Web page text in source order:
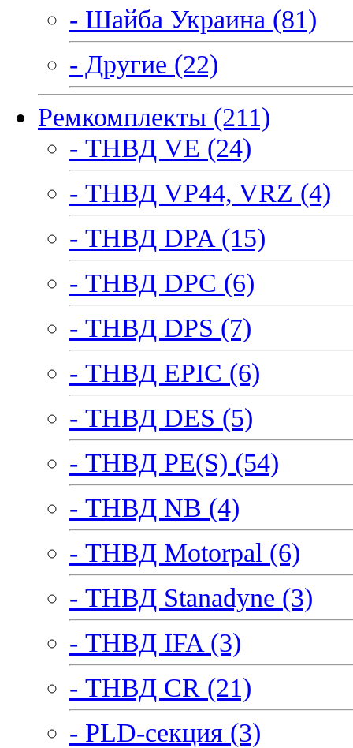
- Шайба Украина (81)
- Другие (22)
Ремкомплекты (211)
- ТНВД VE (24)
- ТНВД VP44, VRZ (4)
- ТНВД DPA (15)
- ТНВД DPC (6)
- ТНВД DPS (7)
- ТНВД EPIC (6)
- ТНВД DES (5)
- ТНВД PE(S) (54)
- ТНВД NB (4)
- ТНВД Motorpal (6)
- ТНВД Stanadyne (3)
- ТНВД IFA (3)
- ТНВД CR (21)
- PLD-секция (3)